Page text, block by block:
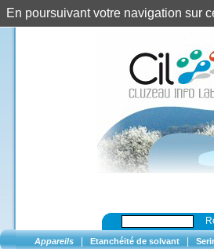
Appareils Etanchéité de solvant
En poursuivant votre navigation